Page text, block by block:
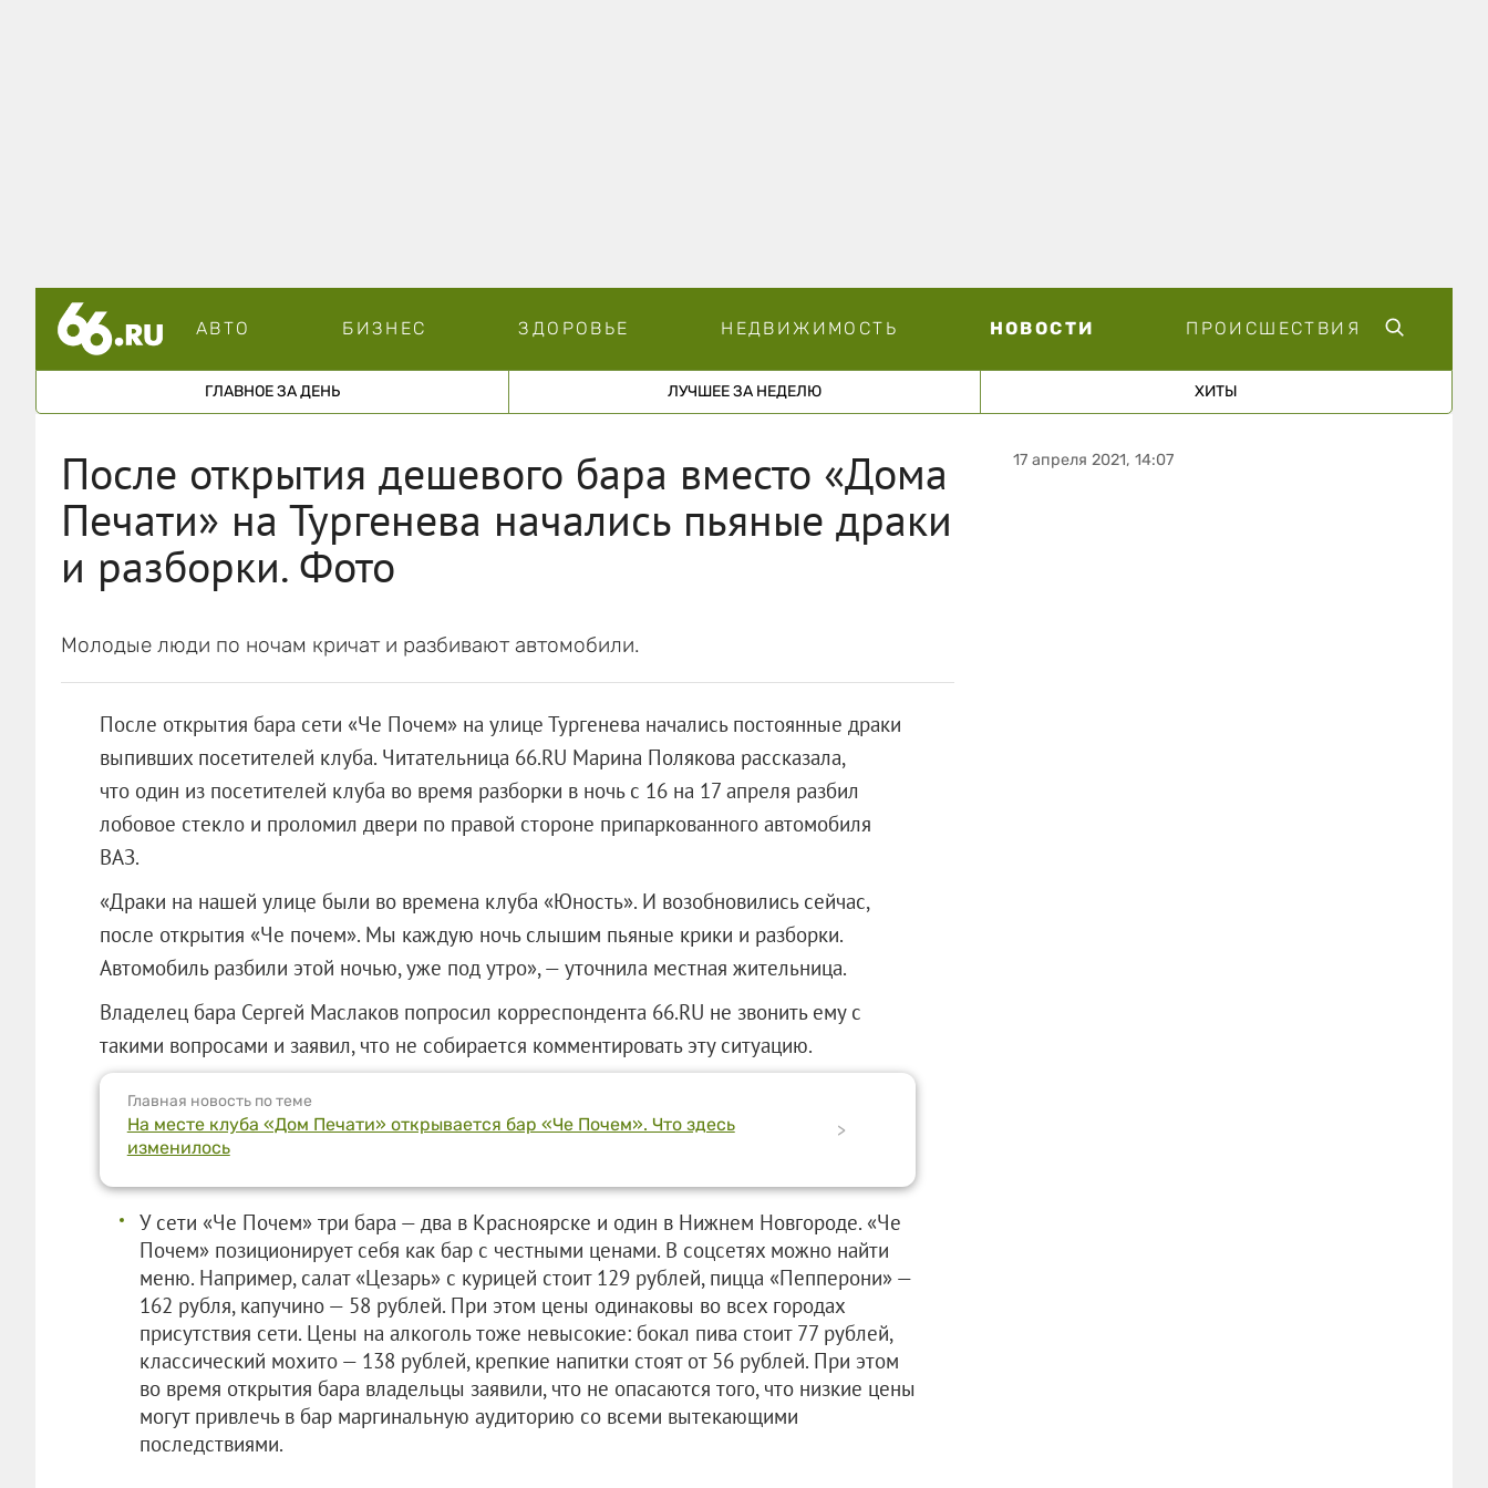
АВТО БИЗНЕС ЗДОРОВЬЕ НЕДВИЖИМОСТЬ НОВОСТИ ПРОИСШЕСТВИЯ
ГЛАВНОЕ ЗА ДЕНЬ ЛУЧШЕЕ ЗА НЕДЕЛЮ ХИТЫ
После открытия дешевого бара вместо «Дома
Печати» на Тургенева начались пьяные драки
и разборки. Фото
Молодые люди по ночам кричат и разбивают автомобили.
После открытия бара сети «Че Почем» на улице Тургенева начались постоянные драки
выпивших посетителей клуба. Читательница 66.RU Марина Полякова рассказала,
что один из посетителей клуба во время разборки в ночь с 16 на 17 апреля разбил
лобовое стекло и проломил двери по правой стороне припаркованного автомобиля
ВАЗ.
«Драки на нашей улице были во времена клуба «Юность». И возобновились сейчас,
после открытия «Че почем». Мы каждую ночь слышим пьяные крики и разборки.
Автомобиль разбили этой ночью, уже под утро», — уточнила местная жительница.
Владелец бара Сергей Маслаков попросил корреспондента 66.RU не звонить ему с
такими вопросами и заявил, что не собирается комментировать эту ситуацию.
Главная новость по теме
На месте клуба «Дом Печати» открывается бар «Че Почем». Что здесь
изменилось
>
У сети «Че Почем» три бара — два в Красноярске и один в Нижнем Новгороде. «Че
Почем» позиционирует себя как бар с честными ценами. В соцсетях можно найти
меню. Например, салат «Цезарь» с курицей стоит 129 рублей, пицца «Пепперони» —
162 рубля, капучино — 58 рублей. При этом цены одинаковы во всех городах
присутствия сети. Цены на алкоголь тоже невысокие: бокал пива стоит 77 рублей,
классический мохито — 138 рублей, крепкие напитки стоят от 56 рублей. При этом
во время открытия бара владельцы заявили, что не опасаются того, что низкие цены
могут привлечь в бар маргинальную аудиторию со всеми вытекающими
последствиями.
17 апреля 2021, 14:07